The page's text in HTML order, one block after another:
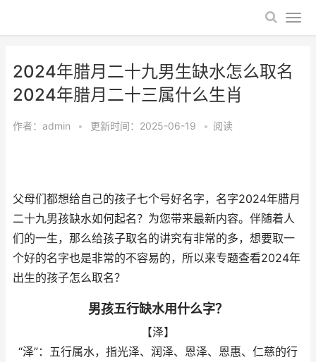
2024年腊月二十九男生缺水怎么取名
2024年腊月二十三属什么生肖
作者： admin • 更新时间：2025-06-19 • 阅读
父母们都想给自己的孩子七个号好名字，名字2024年腊月
二十九男孩缺水如何起名？为您带来最新内容。伴随着人
们的一生，那么给孩子取名的讲究有非常的多，想要取一
个好的名字也是非常的不容易的，所以来专题查看2024年
出生的孩子怎么取名？
男孩五行缺水用什么字？
【泽】
“泽”：五行属水，指光泽、润泽、恩泽、恩惠、仁慈的行